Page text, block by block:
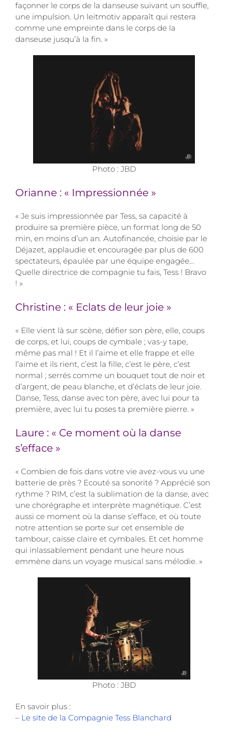
façonner le corps de la danseuse suivant un souffle,
une impulsion. Un leitmotiv apparaît qui restera
comme une empreinte dans le corps de la
danseuse jusqu’à la fin. »
Photo : JBD
Orianne : « Impressionnée »
« Je suis impressionnée par Tess, sa capacité à
produire sa première pièce, un format long de 50
min, en moins d’un an. Autofinancée, choisie par le
Déjazet, applaudie et encouragée par plus de 600
spectateurs, épaulée par une équipe engagée…
Quelle directrice de compagnie tu fais, Tess ! Bravo
! »
Christine : « Eclats de leur joie »
« Elle vient là sur scène, défier son père, elle, coups
de corps, et lui, coups de cymbale ; vas-y tape,
même pas mal ! Et il l’aime et elle frappe et elle
l’aime et ils rient, c’est la fille, c’est le père, c’est
normal ; serrés comme un bouquet tout de noir et
d’argent, de peau blanche, et d’éclats de leur joie.
Danse, Tess, danse avec ton père, avec lui pour ta
première, avec lui tu poses ta première pierre. »
Laure : « Ce moment où la danse
s’efface »
« Combien de fois dans votre vie avez-vous vu une
batterie de près ? Ecouté sa sonorité ? Apprécié son
rythme ? RIM, c’est la sublimation de la danse, avec
une chorégraphe et interprète magnétique. C’est
aussi ce moment où la danse s’efface, et où toute
notre attention se porte sur cet ensemble de
tambour, caisse claire et cymbales. Et cet homme
qui inlassablement pendant une heure nous
emmène dans un voyage musical sans mélodie. »
Photo : JBD
En savoir plus :
– Le site de la Compagnie Tess Blanchard